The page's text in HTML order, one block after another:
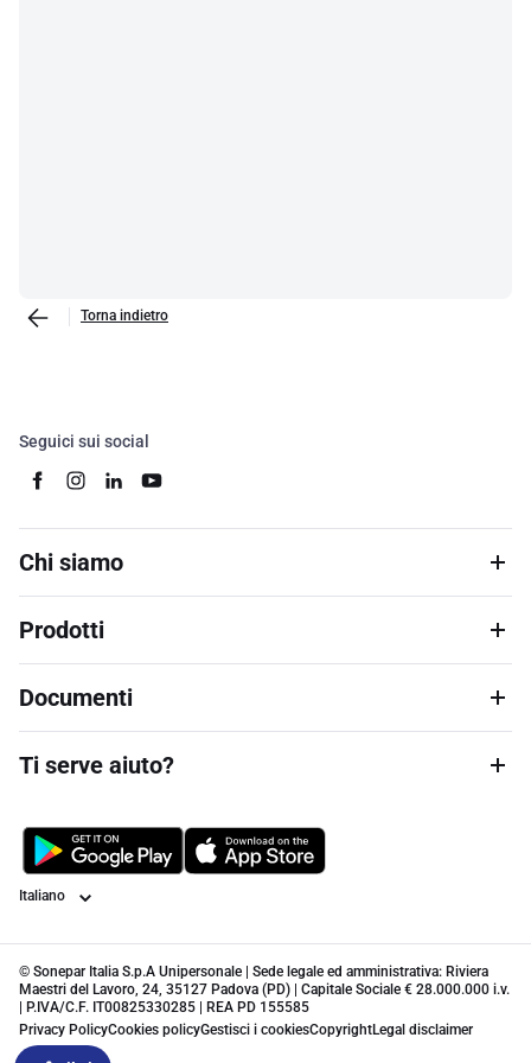
Torna indietro
Seguici sui social
Chi siamo
Prodotti
Documenti
Ti serve aiuto?
Lingua
© Sonepar Italia S.p.A Unipersonale | Sede legale ed amministrativa: Riviera
Maestri del Lavoro, 24, 35127 Padova (PD) | Capitale Sociale € 28.000.000 i.v.
| P.IVA/C.F. IT00825330285 | REA PD 155585
Privacy PolicyCookies policyGestisci i cookiesCopyrightLegal disclaimer